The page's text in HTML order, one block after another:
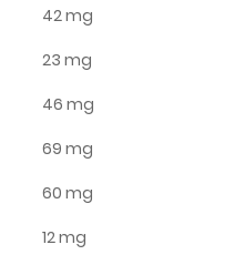
42 mg
23 mg
46 mg
69 mg
60 mg
12 mg